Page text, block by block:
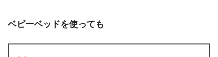
ベビーベッドを使っても